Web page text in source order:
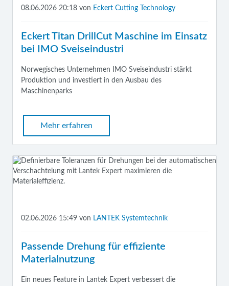
08.06.2026 20:18 von Eckert Cutting Technology
Eckert Titan DrillCut Maschine im Einsatz
bei IMO Sveiseindustri
Norwegisches Unternehmen IMO Sveiseindustri stärkt
Produktion und investiert in den Ausbau des
Maschinenparks
Mehr erfahren
02.06.2026 15:49 von LANTEK Systemtechnik
Passende Drehung für effiziente
Materialnutzung
Ein neues Feature in Lantek Expert verbessert die